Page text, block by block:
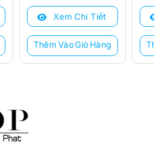
là:
22.160.000 ₫.
tại
17.723.000 ₫.
Xem Chi Tiết
Thêm Vào Giỏ Hàng
là:
tại